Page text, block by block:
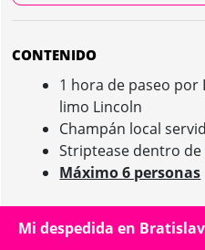
CONTENIDO
1 hora de paseo por
limo Lincoln
Champán local
Striptease dentro de
Máximo 6 personas
Mi despedida en